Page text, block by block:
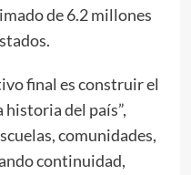
de 6.2 millones
final es construir el
historia del país”,
comunidades,
continuidad,